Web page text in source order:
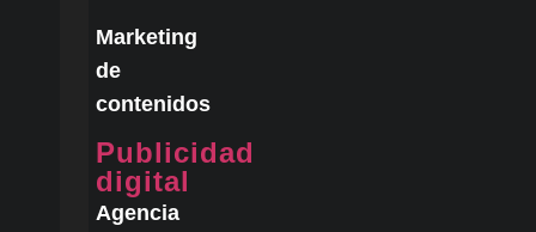
Marketing
de
contenidos
Publicidad
digital
Agencia